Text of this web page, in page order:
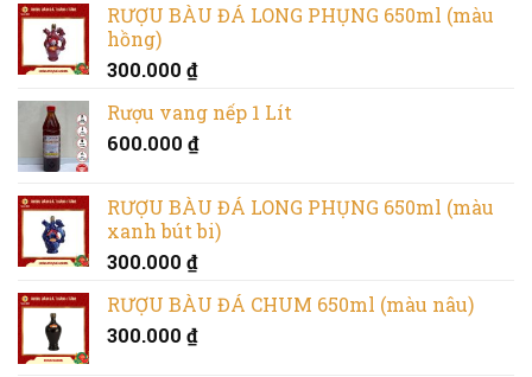
RƯỢU BÀU ĐÁ LONG PHỤNG 650ml (màu
hồng)
300.000 ₫
Rượu vang nếp 1 Lít
600.000 ₫
RƯỢU BÀU ĐÁ LONG PHỤNG 650ml (màu
xanh bút bi)
300.000 ₫
RƯỢU BÀU ĐÁ CHUM 650ml (màu nâu)
300.000 ₫